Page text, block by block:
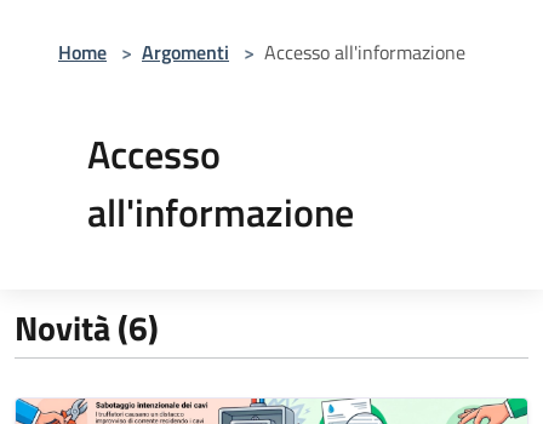
Home > Argomenti > Accesso all'informazione
Accesso
all'informazione
Novità (6)